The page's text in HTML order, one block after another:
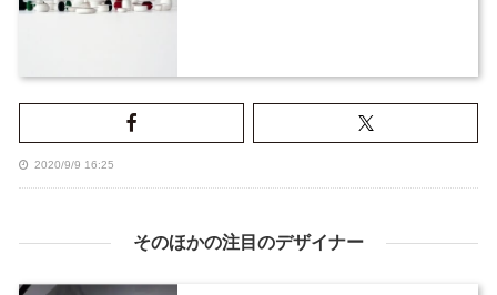
2020/9/9 16:25
そのほかの注目のデザイナー